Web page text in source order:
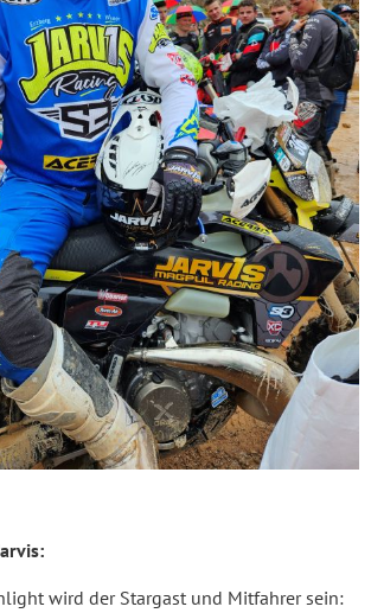
wird der Stargast und Mitfahrer sein: